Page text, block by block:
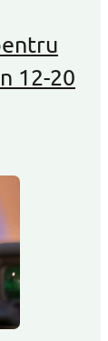
12-20